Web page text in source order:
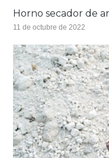
Horno secador de
11 de octubre de 2022